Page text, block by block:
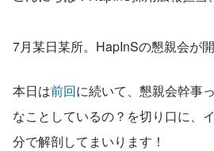
7月某日某所。HapInSの懇親会が
本日は前回に続いて、懇親会幹事
なことしているの？を切り口に、
分で解剖してまいります！